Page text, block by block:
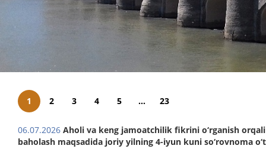
1 2 3 4 5 ... 23
06.07.2026 Aholi va keng jamoatchilik fikrini o‘rganish
baholash maqsadida joriy yilning 4-iyun kuni so‘rovnoma